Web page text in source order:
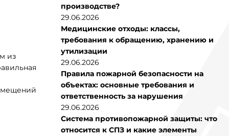
из
производстве?
29.06.2026
Медицинские отходы: классы,
требования к обращению, хранению и
утилизации
29.06.2026
Правила пожарной безопасности на
объектах: основные требования и
ответственность за нарушения
29.06.2026
Система противопожарной защиты: что
относится к СПЗ и какие элементы